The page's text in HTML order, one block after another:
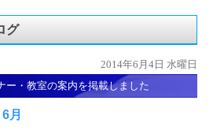
グ
2014年6月4日 水曜日
ー・教室の案内を掲載しました
6月